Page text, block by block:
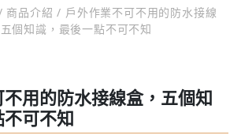
商品介紹/ 戶外作業不可不用的防水接線
個知識，最後一點不可不知
用的防水接線盒，五個知
可不知